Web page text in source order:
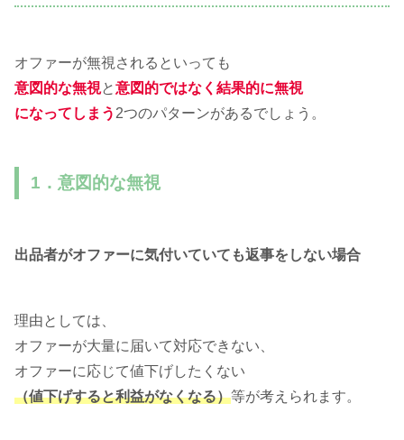
オファーが無視されるといっても
意図的な無視と意図的ではなく結果的に無視
になってしまう 2つのパターンがあるでしょう。
1．意図的な無視
出品者がオファーに気付いていても返事をしない場合
理由としては、
オファーが大量に届いて対応できない、
オファーに応じて値下げしたくない
（値下げすると利益がなくなる）等が考えられます。